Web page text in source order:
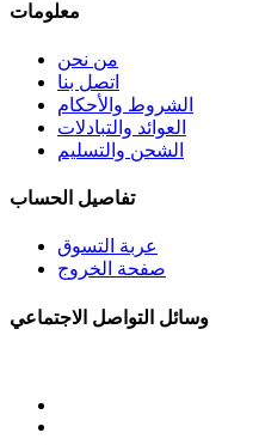
معلومات
من نحن
اتصل بنا
الشروط والأحكام
العوائد والتبادلات
الشحن والتسليم
تفاصيل الحساب
عربة التسوق
صفحة الخروج
وسائل التواصل الاجتماعي